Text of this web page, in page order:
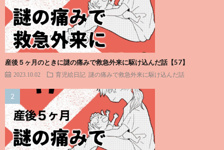
産後５ヶ月のときに謎の痛みで救急外来に駆け込んだ話【57】
2023.10.02 育児絵日記 謎の痛みで救急外来に駆け込んだ話